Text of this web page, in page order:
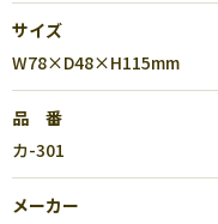
サイズ
W78×D48×H115mm
品 番
カ-301
メーカー